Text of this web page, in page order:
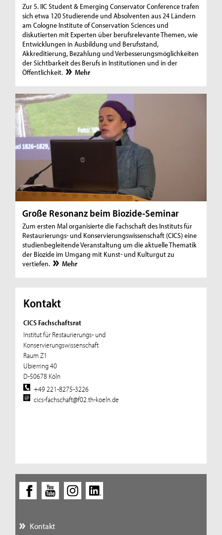
Zur 5. IIC Student & Emerging Conservator Conference trafen
sich etwa 120 Studierende und Absolventen aus 24 Ländern
am Cologne Institute of Conservation Sciences und
diskutierten mit Experten über berufsrelevante Themen, wie
Entwicklungen in Ausbildung und Berufsstand,
Akkreditierung, Bezahlung und Verbesserungsmöglichkeiten
der Sichtbarkeit des Berufs in Institutionen und in der
Öffentlichkeit.
Mehr
Große Resonanz beim Biozide-Seminar
Zum ersten Mal organisierte die Fachschaft des Instituts für
Restaurierungs- und Konservierungswissenschaft (CICS) eine
studienbegleitende Veranstaltung um die aktuelle Thematik
der Biozide im Umgang mit Kunst- und Kulturgut zu
vertiefen.
Mehr
Kontakt
CICS Fachschaftsrat
Institut für Restaurierungs- und
Konservierungswissenschaft
Raum Z1
Ubierring 40
D-50678 Köln
+49 221-8275-3226
cics-fachschaft@f02.th-koeln.de
Kontakt